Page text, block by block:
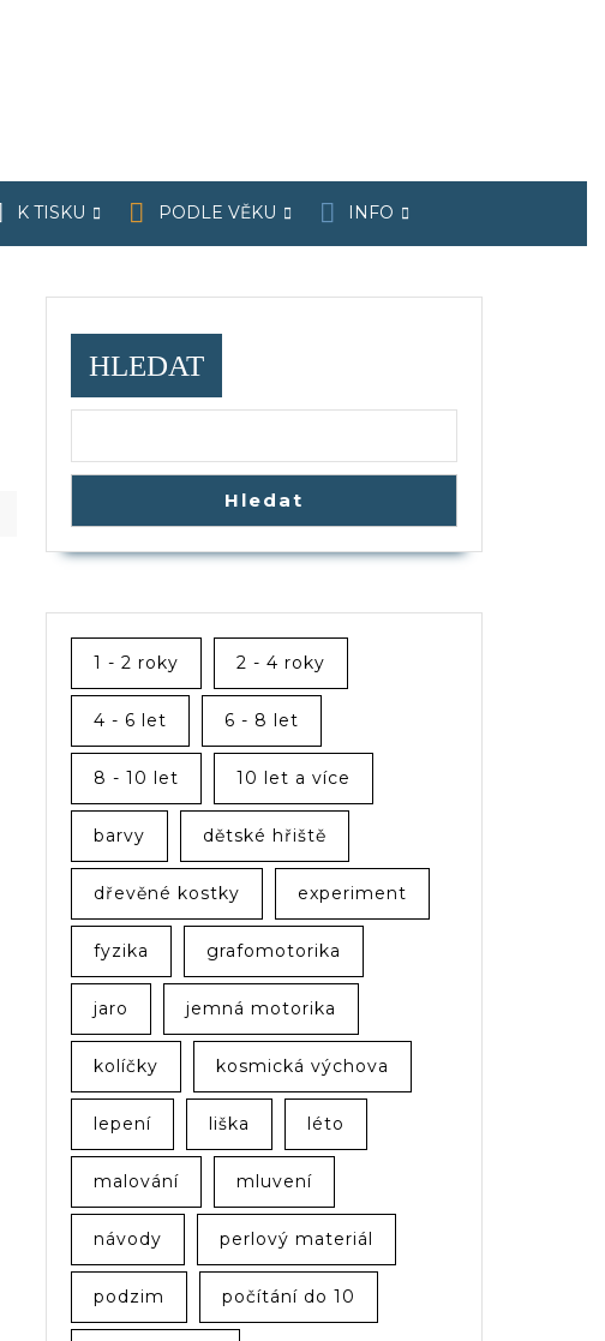
K TISKU PODLE VĚKU INFO
HLEDAT
Hledat
1 - 2 roky 2 - 4 roky
4 - 6 let 6 - 8 let
8 - 10 let 10 let a více
barvy dětské hřiště
dřevěné kostky experiment
fyzika grafomotorika
jaro jemná motorika
kolíčky kosmická výchova
lepení liška léto
malování mluvení
návody perlový materiál
podzim počítání do 10